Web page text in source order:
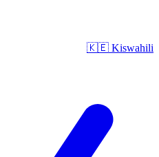
🇰🇪 Kiswahili